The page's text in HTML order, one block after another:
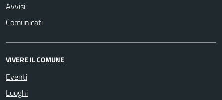
Avvisi
Comunicati
VIVERE IL COMUNE
Eventi
Luoghi